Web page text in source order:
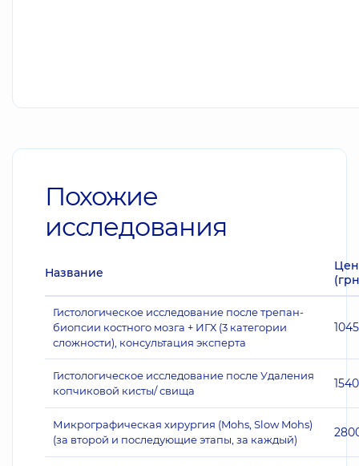
Похожие
исследования
Название
Гистологическое исследование после трепан-
биопсии костного мозга + ИГХ (3 категории
сложности), консультация эксперта
Гистологическое исследование после Удаления
копчиковой кисты/ свища
1540
Микрографическая хирургия (Mohs, Slow Mohs)
(за второй и последующие этапы, за каждый)